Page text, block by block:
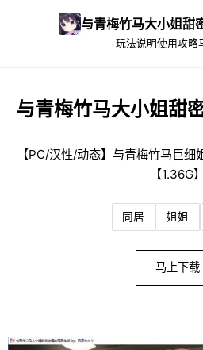
与青梅竹马大小姐甜
玩法说明使用攻略
与青梅竹马大小姐甜
【PC/汉性/动态】与青梅竹马巨
【1.36G】
同居 姐姐
马上下载